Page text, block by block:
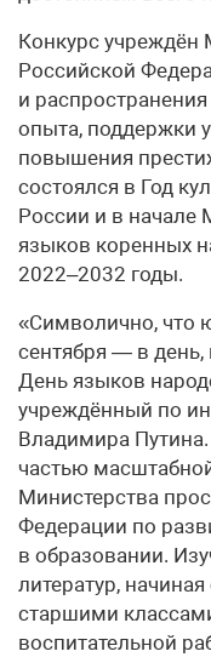
Конкурс учреждён
Российской
и
опыта, поддержки
повышения
состоялся в Год
России и в начале
языков коренных
2022–2032 годы.
«Символично, что
сентября — в день,
День языков
учреждённый по
Владимира
частью
Министерства
Федерации по
в образовании.
литератур,
старшими
воспитательной